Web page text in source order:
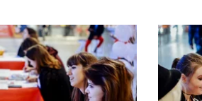
przewijane w poziomie. Użyj